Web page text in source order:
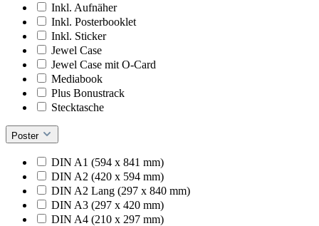
Inkl. Aufnäher
Inkl. Posterbooklet
Inkl. Sticker
Jewel Case
Jewel Case mit O-Card
Mediabook
Plus Bonustrack
Stecktasche
Poster
DIN A1 (594 x 841 mm)
DIN A2 (420 x 594 mm)
DIN A2 Lang (297 x 840 mm)
DIN A3 (297 x 420 mm)
DIN A4 (210 x 297 mm)